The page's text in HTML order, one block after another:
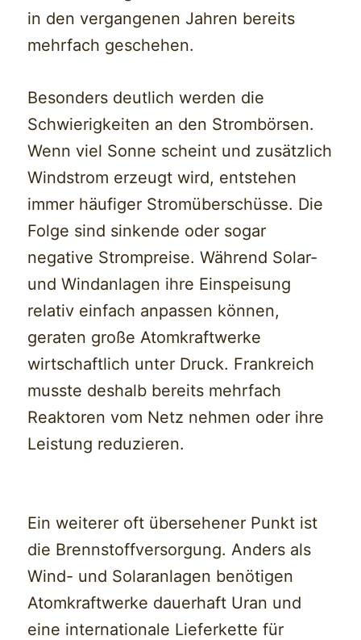
in den vergangenen Jahren bereits
mehrfach geschehen.
Besonders deutlich werden die
Schwierigkeiten an den Strombörsen.
Wenn viel Sonne scheint und zusätzlich
Windstrom erzeugt wird, entstehen
immer häufiger Stromüberschüsse. Die
Folge sind sinkende oder sogar
negative Strompreise. Während Solar-
und Windanlagen ihre Einspeisung
relativ einfach anpassen können,
geraten große Atomkraftwerke
wirtschaftlich unter Druck. Frankreich
musste deshalb bereits mehrfach
Reaktoren vom Netz nehmen oder ihre
Leistung reduzieren.
Ein weiterer oft übersehener Punkt ist
die Brennstoffversorgung. Anders als
Wind- und Solaranlagen benötigen
Atomkraftwerke dauerhaft Uran und
eine internationale Lieferkette für